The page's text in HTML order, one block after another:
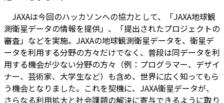
JAXAは今回のハッカソンへの協力として、「JAXA地球観
測衛星データの情報を提供」、「提出されたプロジェクトの
審査」などを実施。JAXAの地球観測衛星データを、衛星デ
ータを利用する分野の方々だけでなく、普段は同データを利
用する機会が少ない分野の方々（例：プログラマー、デザイ
ナー、芸術家、大学生など）も含め、世界に広く知ってもら
う機会となりました。これを契機に、JAXA衛星データが、
さらなる利用拡大と社会課題の解決に寄与できるように取り